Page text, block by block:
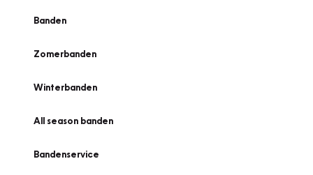
Banden
Zomerbanden
Winterbanden
All season banden
Bandenservice